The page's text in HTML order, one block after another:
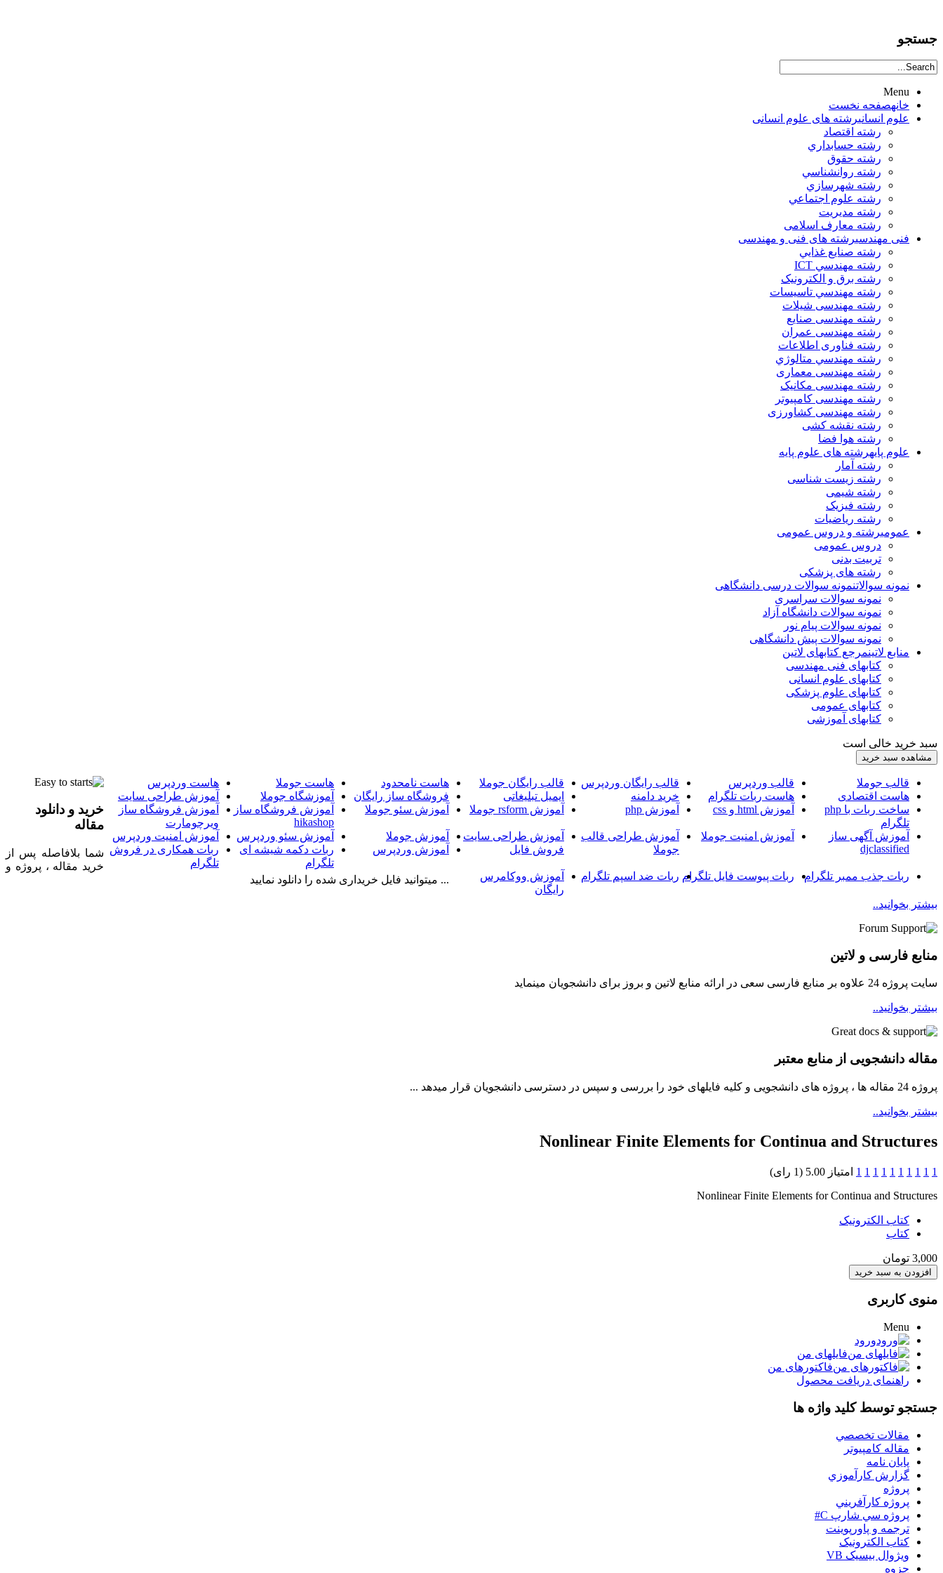
جستجو
Menu
خانهصفحه نخست
علوم انسانيرشته های علوم انسانی
رشته اقتصاد
رشته حسابداري
رشته حقوق
رشته روانشناسي
رشته شهرسازي
رشته علوم اجتماعي
رشته مديريت
رشته معارف اسلامی
فنی مهندسیرشته های فنی و مهندسی
رشته صنايع غذايي
رشته مهندسي ICT
رشته برق و الکترونيک
رشته مهندسي تاسيسات
رشته مهندسی شیلات
رشته مهندسی صنایع
رشته مهندسی عمران
رشته فناوری اطلاعات
رشته مهندسي متالوژي
رشته مهندسی معماری
رشته مهندسی مکانیک
رشته مهندسی کامپیوتر
رشته مهندسی کشاورزی
رشته نقشه کشی
رشته هوا فضا
علوم پایهرشته های علوم پایه
رشته آمار
رشته زیست شناسی
رشته شیمی
رشته فیزیک
رشته ریاضیات
عمومیرشته و دروس عمومی
دروس عمومی
تربیت بدنی
رشته های پزشکی
نمونه سوالاتنمونه سوالات درسی دانشگاهی
نمونه سوالات سراسری
نمونه سوالات دانشگاه آزاد
نمونه سوالات پیام نور
نمونه سوالات پیش دانشگاهی
منابع لاتینمرجع کتابهای لاتین
کتابهای فنی مهندسی
کتابهای علوم انسانی
کتابهای علوم پزشکی
کتابهای عمومی
کتابهای آموزشی
سبد خرید خالی است
قالب جوملا قالب وردپرس قالب رایگان وردپرس قالب رایگان جوملا هاست نامحدود هاست جوملا
هاست وردپرس
هاست اقتصادی
هاست ربات تلگرام خرید دامنه ایمیل تبلیغاتی فروشگاه ساز رایگان آموزشگاه جوملا
آموزش طراحی سایت
ساخت ربات با php
تلگرام
آموزش html و css آموزش php آموزش rsform جوملا آموزش سئو جوملا
آموزش فروشگاه ساز
hikashop
آموزش فروشگاه ساز
ویرچومارت
آموزش آگهی ساز
djclassified
آموزش امنیت جوملا
آموزش طراحی قالب
جوملا
آموزش طراحی سایت
فروش فایل
آموزش جوملا آموزش سئو وردپرس
آموزش امنیت وردپرس
آموزش وردپرس
ربات دکمه شیشه ای
تلگرام
ربات همکاری در فروش
تلگرام
ربات جذب ممبر تلگرام
ربات پیوست فایل تلگرام ربات ضد اسپم تلگرام
آموزش ووکامرس
رایگان
خرید و دانلود
مقاله
شما بلافاصله پس از
خرید مقاله ، پروژه و
... میتوانید فایل خریداری شده را دانلود نمایید
بیشتر بخوانید..
منابع فارسی و لاتین
سایت پروژه 24 علاوه بر منابع فارسی سعی در ارائه منابع لاتین و بروز برای دانشجویان مینماید
بیشتر بخوانید..
مقاله دانشجویی از منابع معتبر
پروژه 24 مقاله ها ، پروژه های دانشجویی و کلیه فایلهای خود را بررسی و سپس در دسترسی دانشجویان قرار میدهد ...
بیشتر بخوانید..
Nonlinear Finite Elements for Continua and Structures
1
1
1
1
1
1
1
1
1
1 امتیاز 5.00 (1 رای)
Nonlinear Finite Elements for Continua and Structures
کتاب الکترونيک
کتاب
3,000 تومان
منوی کاربری
Menu
ورود
فایلهای من
فاکتورهای من
راهنمای دریافت محصول
جستجو توسط کلید واژه ها
مقالات تخصصي
مقاله کامپیوتر
پایان نامه
گزارش کارآموزي
پروژه
پروژه کارآفريني
پروژه سي شارپ C#
ترجمه و پاورپوينت
کتاب الکترونيک
ويژوال بيسيک VB
جزوه